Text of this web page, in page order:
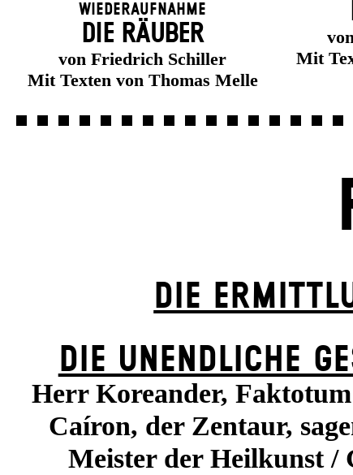
Wiederaufnahme
DIE RÄUBER
von Friedrich Schiller
Mit Texten von Thomas Melle
Mit
DIE
DIE UN­ENDLICHE
Herr Koreander, Faktotum
Caíron, der Zentaur,
Meister der Heilkunst /